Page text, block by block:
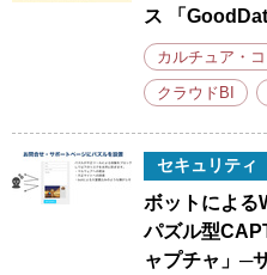
ス 「
カルチュア・
クラウドBI
セキュリティ
ボットによる
パズル型
ャプチャ」─